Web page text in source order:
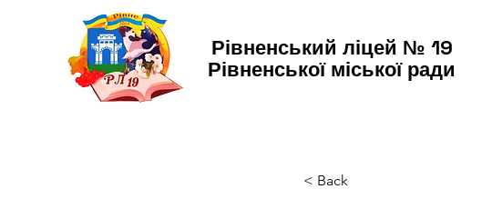
Рівненський ліцей № 19
Рівненської міської ради
< Back